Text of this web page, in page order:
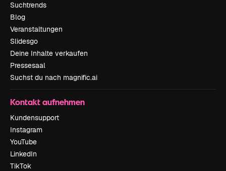
Suchtrends
Blog
Veranstaltungen
Slidesgo
Deine Inhalte verkaufen
Pressesaal
Suchst du nach magnific.ai
Kontakt aufnehmen
Kundensupport
Instagram
YouTube
LinkedIn
TikTok